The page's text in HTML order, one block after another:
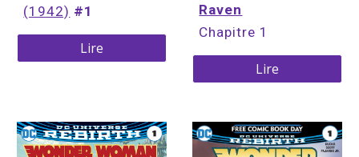
(1942) #1
Lire
Raven
Chapitre 1
Lire